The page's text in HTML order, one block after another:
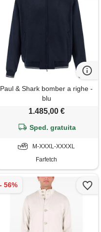
Paul & Shark bomber a righe -
blu
1.485,00 €
Sped. gratuita
M-XXXL-XXXXL
Farfetch